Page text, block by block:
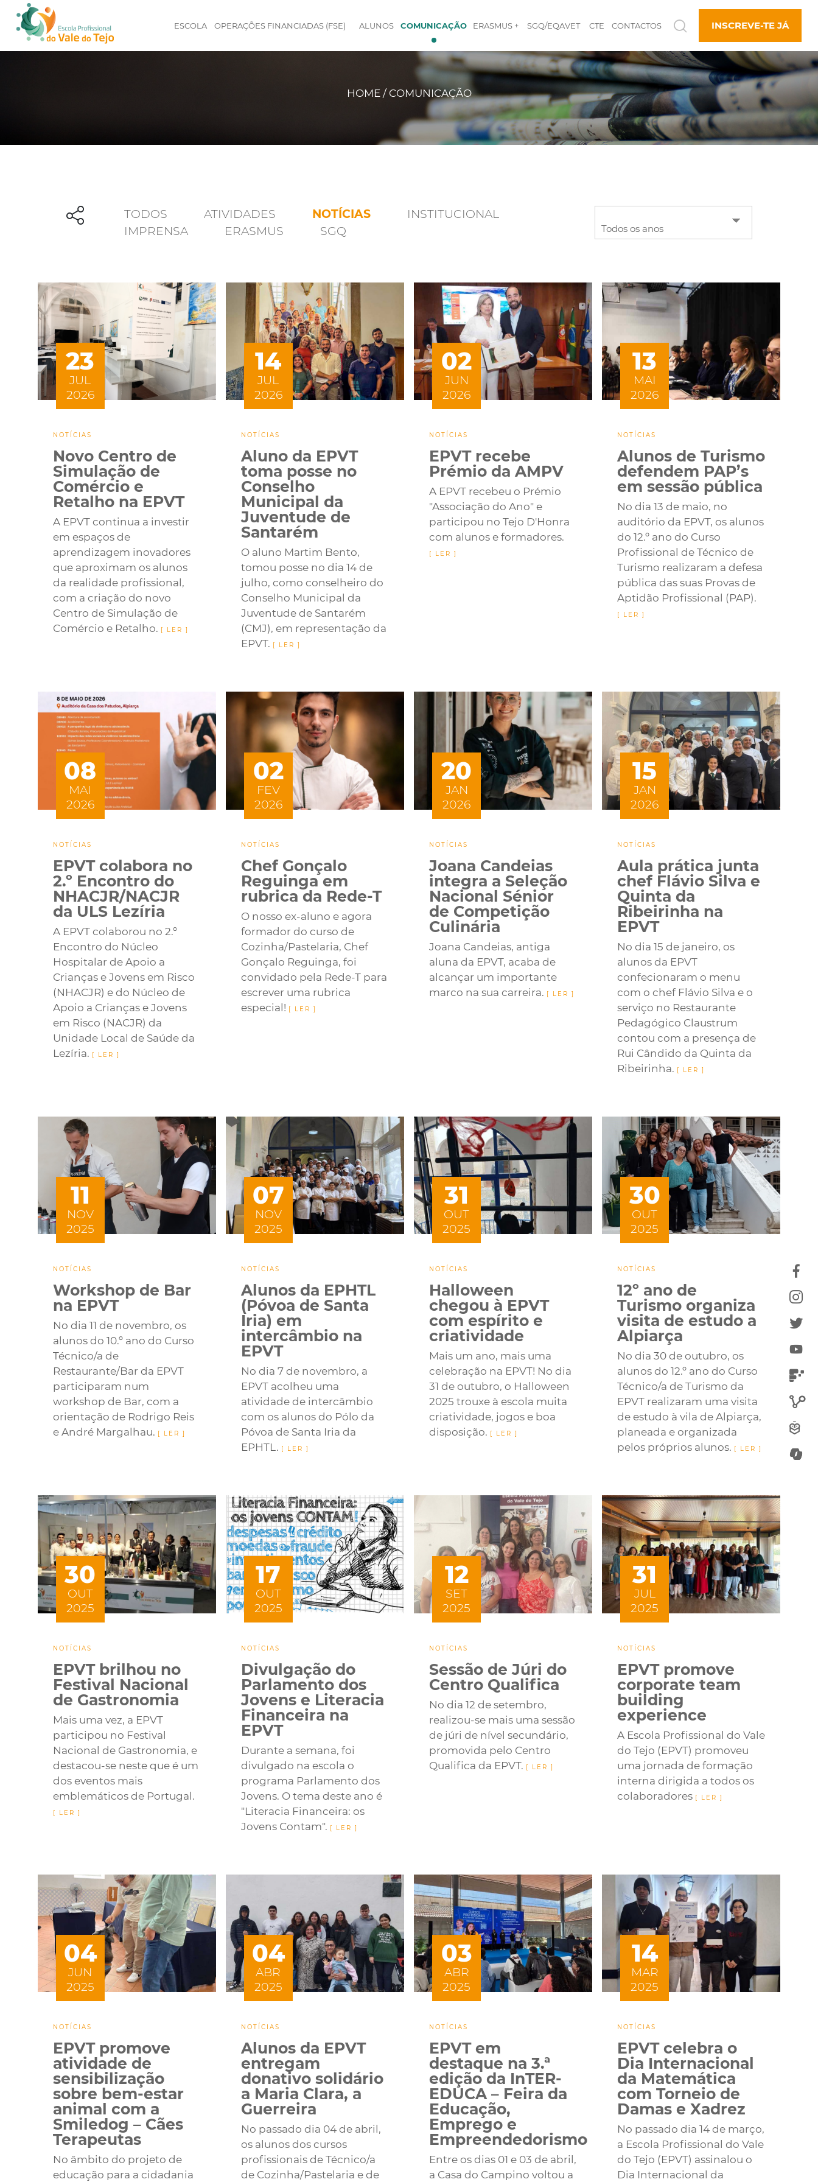
ESCOLA OPERAÇÕES FINANCIADAS (FSE) ALUNOS COMUNICAÇÃO ERASMUS + SGQ/EQAVET CTE CONTACTOS INSCREVE-TE JÁ
HOME / COMUNICAÇÃO
TODOS ATIVIDADES NOTÍCIAS
INSTITUCIONAL
IMPRENSA
ERASMUS SGQ
23
JUL
2026
NOTÍCIAS
Novo Centro de
Simulação de
Comércio e
Retalho na EPVT
A EPVT continua a investir
em espaços de
aprendizagem inovadores
que aproximam os alunos
da realidade profissional,
com a criação do novo
Centro de Simulação de
Comércio e Retalho.
14
JUL
2026
NOTÍCIAS
Aluno da EPVT
toma posse no
Conselho
Municipal da
Juventude de
Santarém
O aluno Martim Bento,
tomou posse no dia 14 de
julho, como conselheiro do
Conselho Municipal da
Juventude de Santarém
(CMJ), em representação da
EPVT.
02
JUN
2026
NOTÍCIAS
EPVT recebe
Prémio da AMPV
A EPVT recebeu o Prémio
"Associação do Ano" e
participou no Tejo D'Honra
com alunos e formadores.
13
MAI
2026
NOTÍCIAS
Alunos de Turismo
defendem PAP’s
em sessão pública
No dia 13 de maio, no
auditório da EPVT, os alunos
do 12.º ano do Curso
Profissional de Técnico de
Turismo realizaram a defesa
pública das suas Provas de
Aptidão Profissional (PAP).
08
MAI
2026
NOTÍCIAS
EPVT colabora no
2.º Encontro do
NHACJR/NACJR
da ULS Lezíria
A EPVT colaborou no 2.º
Encontro do Núcleo
Hospitalar de Apoio a
Crianças e Jovens em Risco
(NHACJR) e do Núcleo de
Apoio a Crianças e Jovens
em Risco (NACJR) da
Unidade Local de Saúde da
Lezíria.
02
FEV
2026
NOTÍCIAS
Chef Gonçalo
Reguinga em
rubrica da Rede-T
O nosso ex-aluno e agora
formador do curso de
Cozinha/Pastelaria, Chef
Gonçalo Reguinga, foi
convidado pela Rede-T para
escrever uma rubrica
especial!
20
JAN
2026
NOTÍCIAS
Joana Candeias
integra a Seleção
Nacional Sénior
de Competição
Culinária
Joana Candeias, antiga
aluna da EPVT, acaba de
alcançar um importante
marco na sua carreira.
15
JAN
2026
NOTÍCIAS
Aula prática junta
chef Flávio Silva e
Quinta da
Ribeirinha na
EPVT
No dia 15 de janeiro, os
alunos da EPVT
confecionaram o menu
com o chef Flávio Silva e o
serviço no Restaurante
Pedagógico Claustrum
contou com a presença de
Rui Cândido da Quinta da
Ribeirinha.
11
NOV
2025
NOTÍCIAS
Workshop de Bar
na EPVT
No dia 11 de novembro, os
alunos do 10.º ano do Curso
Técnico/a de
Restaurante/Bar da EPVT
participaram num
workshop de Bar, com a
orientação de Rodrigo Reis
e André Margalhau.
07
NOV
2025
NOTÍCIAS
Alunos da EPHTL
(Póvoa de Santa
Iria) em
intercâmbio na
EPVT
No dia 7 de novembro, a
EPVT acolheu uma
atividade de intercâmbio
com os alunos do Pólo da
Póvoa de Santa Iria da
EPHTL.
31
OUT
2025
NOTÍCIAS
Halloween
chegou à EPVT
com espírito e
criatividade
Mais um ano, mais uma
celebração na EPVT! No dia
31 de outubro, o Halloween
2025 trouxe à escola muita
criatividade, jogos e boa
disposição.
30
OUT
2025
NOTÍCIAS
12º ano de
Turismo organiza
visita de estudo a
Alpiarça
No dia 30 de outubro, os
alunos do 12.º ano do Curso
Técnico/a de Turismo da
EPVT realizaram uma visita
de estudo à vila de Alpiarça,
planeada e organizada
pelos próprios alunos.
30
OUT
2025
NOTÍCIAS
EPVT brilhou no
Festival Nacional
de Gastronomia
Mais uma vez, a EPVT
participou no Festival
Nacional de Gastronomia, e
destacou-se neste que é um
dos eventos mais
emblemáticos de Portugal.
17
OUT
2025
NOTÍCIAS
Divulgação do
Parlamento dos
Jovens e Literacia
Financeira na
EPVT
Durante a semana, foi
divulgado na escola o
programa Parlamento dos
Jovens. O tema deste ano é
"Literacia Financeira: os
Jovens Contam".
12
SET
2025
NOTÍCIAS
Sessão de Júri do
Centro Qualifica
No dia 12 de setembro,
realizou-se mais uma sessão
de júri de nível secundário,
promovida pelo Centro
Qualifica da EPVT.
31
JUL
2025
NOTÍCIAS
EPVT promove
corporate team
building
experience
A Escola Profissional do Vale
do Tejo (EPVT) promoveu
uma jornada de formação
interna dirigida a todos os
colaboradores
04
JUN
2025
NOTÍCIAS
EPVT promove
atividade de
sensibilização
sobre bem-estar
animal com a
Smiledog – Cães
Terapeutas
No âmbito do projeto de
educação para a cidadania
04
ABR
2025
NOTÍCIAS
Alunos da EPVT
entregam
donativo solidário
a Maria Clara, a
Guerreira
No passado dia 04 de abril,
os alunos dos cursos
profissionais de Técnico/a
de Cozinha/Pastelaria e de
03
ABR
2025
NOTÍCIAS
EPVT em
destaque na 3.ª
edição da InTER-
EDUCA – Feira da
Educação,
Emprego e
Empreendedorismo
Entre os dias 01 e 03 de abril,
a Casa do Campino voltou a
14
MAR
2025
NOTÍCIAS
EPVT celebra o
Dia Internacional
da Matemática
com Torneio de
Damas e Xadrez
No passado dia 14 de março,
a Escola Profissional do Vale
do Tejo (EPVT) assinalou o
Dia Internacional da